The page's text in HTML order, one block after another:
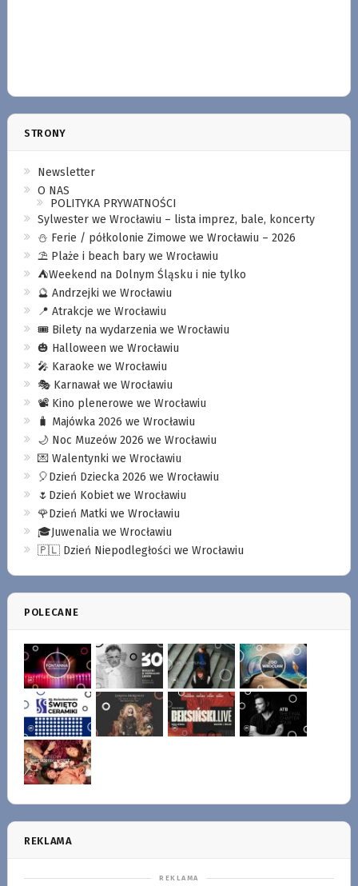
STRONY
Newsletter
O NAS
POLITYKA PRYWATNOŚCI
Sylwester we Wrocławiu – lista imprez, bale, koncerty
⛄️ Ferie / półkolonie Zimowe we Wrocławiu – 2026
⛱️ Plaże i beach bary we Wrocławiu
⛺️Weekend na Dolnym Śląsku i nie tylko
🔮 Andrzejki we Wrocławiu
📍 Atrakcje we Wrocławiu
🎟️ Bilety na wydarzenia we Wrocławiu
🎃 Halloween we Wrocławiu
🎤 Karaoke we Wrocławiu
🎭 Karnawał we Wrocławiu
📽️ Kino plenerowe we Wrocławiu
🧳 Majówka 2026 we Wrocławiu
🌙 Noc Muzeów 2026 we Wrocławiu
💌 Walentynki we Wrocławiu
🎈Dzień Dziecka 2026 we Wrocławiu
🌷Dzień Kobiet we Wrocławiu
🌹Dzień Matki we Wrocławiu
🎓Juwenalia we Wrocławiu
🇵🇱 Dzień Niepodległości we Wrocławiu
POLECANE
REKLAMA